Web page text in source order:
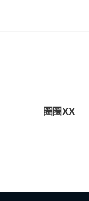
圈圈XX